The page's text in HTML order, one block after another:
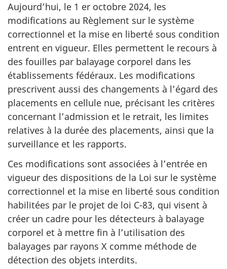
Aujourd’hui, le 1 er octobre 2024, les
modifications au Règlement sur le système
correctionnel et la mise en liberté sous condition
entrent en vigueur. Elles permettent le recours à
des fouilles par balayage corporel dans les
établissements fédéraux. Les modifications
prescrivent aussi des changements à l’égard des
placements en cellule nue, précisant les critères
concernant l’admission et le retrait, les limites
relatives à la durée des placements, ainsi que la
surveillance et les rapports.
Ces modifications sont associées à l’entrée en
vigueur des dispositions de la Loi sur le système
correctionnel et la mise en liberté sous condition
habilitées par le projet de loi C-83, qui visent à
créer un cadre pour les détecteurs à balayage
corporel et à mettre fin à l’utilisation des
balayages par rayons X comme méthode de
détection des objets interdits.